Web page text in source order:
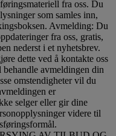
fra oss. Du
som samles inn,
Avmelding: Du
fra oss, gratis,
nederst i et nyhetsbrev.
dette ved å kontakte oss
avmeldingen din
omstendigheter vil du
er
selger eller gir dine
videre til
.